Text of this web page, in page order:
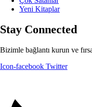
Yeni Kitaplar
Stay Connected
Bizimle bağlantı kurun ve
Icon-facebook Twitter